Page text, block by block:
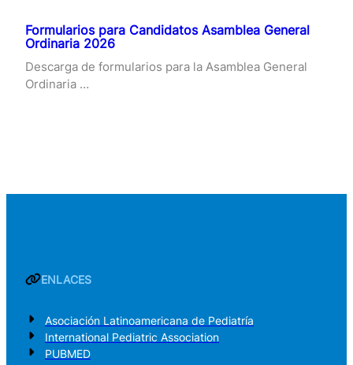
Formularios para Candidatos Asamblea General
Ordinaria 2026
Descarga de formularios para la Asamblea General
Ordinaria …
ENLACES
Asociación Latinoamericana de Pediatría
International Pediatric Association
PUBMED